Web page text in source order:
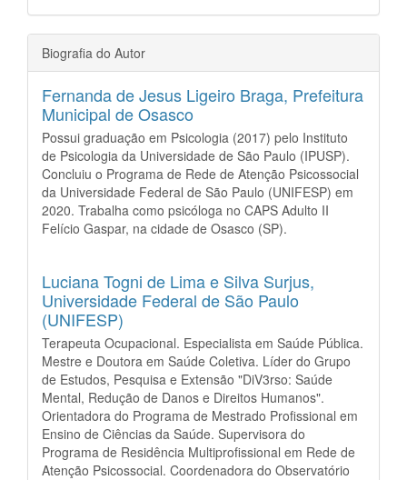
Biografia do Autor
Fernanda de Jesus Ligeiro Braga, Prefeitura
Municipal de Osasco
Possui graduação em Psicologia (2017) pelo Instituto
de Psicologia da Universidade de São Paulo (IPUSP).
Concluiu o Programa de Rede de Atenção Psicossocial
da Universidade Federal de São Paulo (UNIFESP) em
2020. Trabalha como psicóloga no CAPS Adulto II
Felício Gaspar, na cidade de Osasco (SP).
Luciana Togni de Lima e Silva Surjus,
Universidade Federal de São Paulo
(UNIFESP)
Terapeuta Ocupacional. Especialista em Saúde Pública.
Mestre e Doutora em Saúde Coletiva. Líder do Grupo
de Estudos, Pesquisa e Extensão "DiV3rso: Saúde
Mental, Redução de Danos e Direitos Humanos".
Orientadora do Programa de Mestrado Profissional em
Ensino de Ciências da Saúde. Supervisora do
Programa de Residência Multiprofissional em Rede de
Atenção Psicossocial. Coordenadora do Observatório